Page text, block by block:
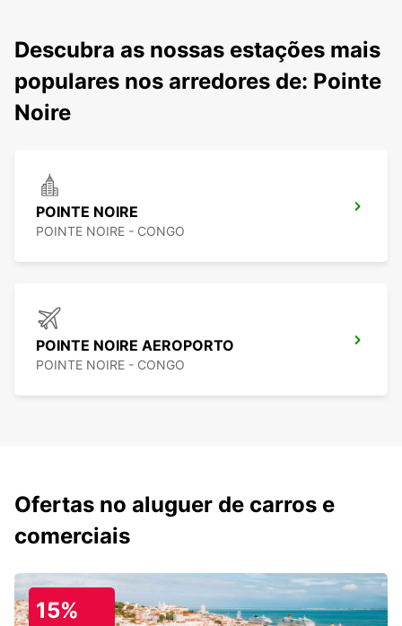
Descubra as nossas estações mais
populares nos arredores de: Pointe
Noire
POINTE NOIRE
POINTE NOIRE - CONGO
POINTE NOIRE AEROPORTO
POINTE NOIRE - CONGO
Ofertas no aluguer de carros e
comerciais
15%